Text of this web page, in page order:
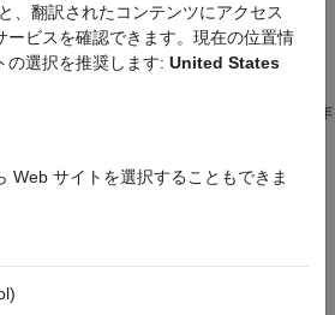
動作を定義するためのオブジェクトの作
開する
、翻訳されたコンテンツにアクセス
ービスを確認できます。現在の位置情
の選択を推奨します: United States
Web サイトを選択することもできま